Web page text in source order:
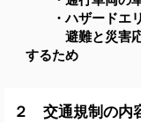
・ハザードエリ
避難と災害
するため
２ 交通規制の内